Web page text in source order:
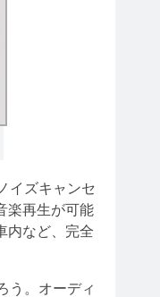
イズキャンセ
楽再生が可能
内など、完全
う。オーディ